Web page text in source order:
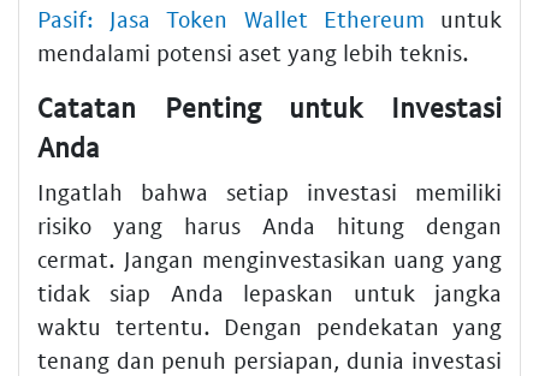
Pasif: Jasa Token Wallet Ethereum untuk
mendalami potensi aset yang lebih teknis.
Catatan Penting untuk Investasi
Anda
Ingatlah bahwa setiap investasi memiliki
risiko yang harus Anda hitung dengan
cermat. Jangan menginvestasikan uang yang
tidak siap Anda lepaskan untuk jangka
waktu tertentu. Dengan pendekatan yang
tenang dan penuh persiapan, dunia investasi